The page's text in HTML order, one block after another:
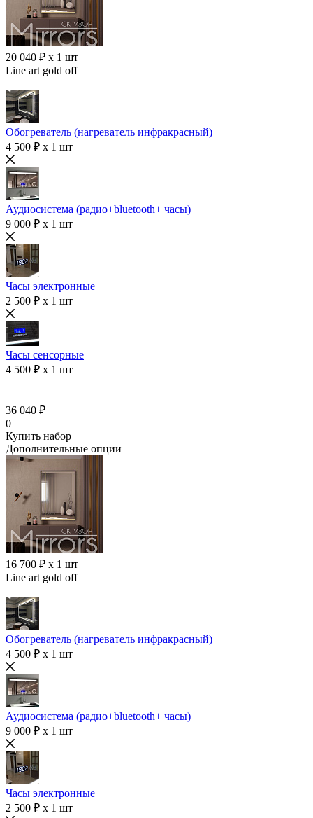
20 040 ₽ x 1 шт
Line art gold off
Обогреватель (нагреватель инфракрасный)
4 500 ₽ x 1 шт
Аудиосистема (радио+bluetooth+ часы)
9 000 ₽ x 1 шт
Часы электронные
2 500 ₽ x 1 шт
Часы сенсорные
4 500 ₽ x 1 шт
36 040 ₽
0
Купить набор
Дополнительные опции
16 700 ₽ x 1 шт
Line art gold off
Обогреватель (нагреватель инфракрасный)
4 500 ₽ x 1 шт
Аудиосистема (радио+bluetooth+ часы)
9 000 ₽ x 1 шт
Часы электронные
2 500 ₽ x 1 шт